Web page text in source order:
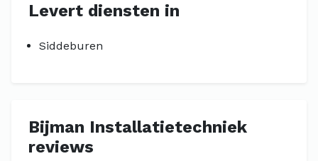
Levert diensten in
Siddeburen
Bijman Installatietechniek
reviews